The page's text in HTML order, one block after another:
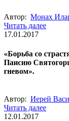
Автор: Монах
Читать далее
17.01.2017
«Борьба со
Паисию
гневом».
Автор: Иерей
Читать далее
12.01.2017